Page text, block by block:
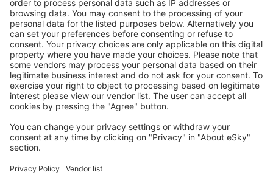
Unterkünfte, die Sie mögen
Wählen Sie aus über 1,3 Millionen Unterkünften: Hotels,
Hütten, Apartments und andere.
Meist gesuchte Unterkünfte von eSky Nutzern
Unterkünfte in Frankreich - Beliebte Städte
Unterkunft in Paris Unterkunft in Le Cap d`Agde